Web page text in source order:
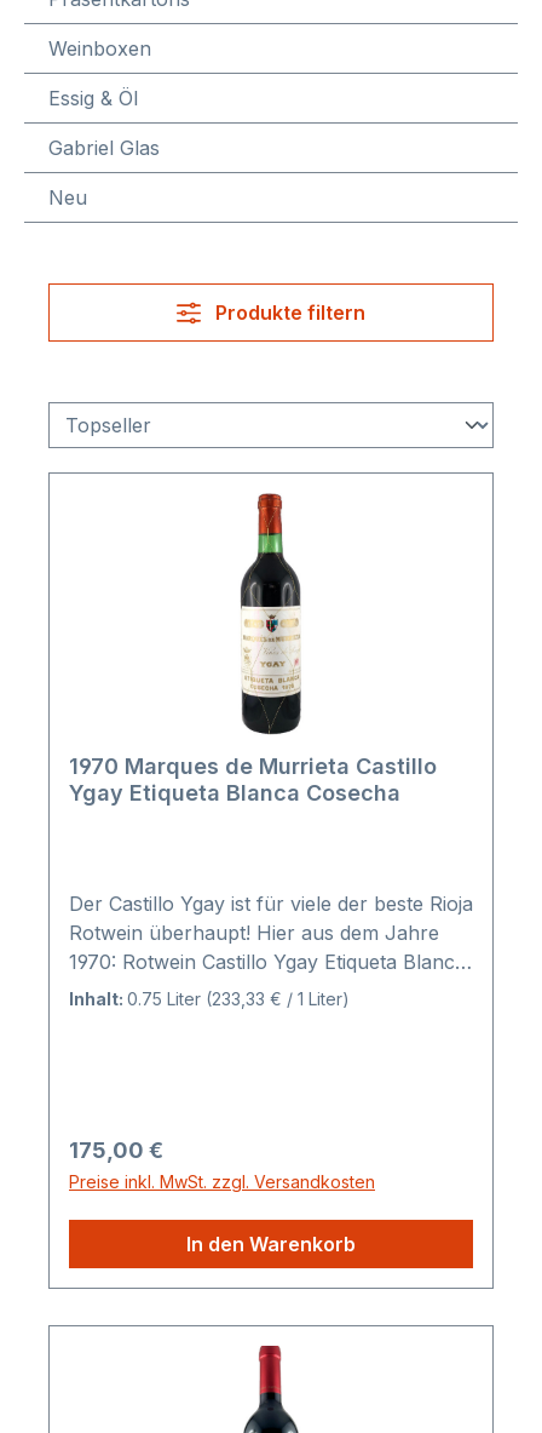
Weinboxen
Essig & Öl
Gabriel Glas
Neu
Produkte filtern
1970 Marques de Murrieta Castillo
Ygay Etiqueta Blanca Cosecha
Der Castillo Ygay ist für viele der beste Rioja
Rotwein überhaupt! Hier aus dem Jahre
1970: Rotwein Castillo Ygay Etiqueta Blanca
1970. Diese Flaschen sind
Inhalt: 0.75 Liter (233,33 € / 1 Liter)
Regulärer Preis:
175,00 €
Preise inkl. MwSt. zzgl. Versandkosten
In den Warenkorb